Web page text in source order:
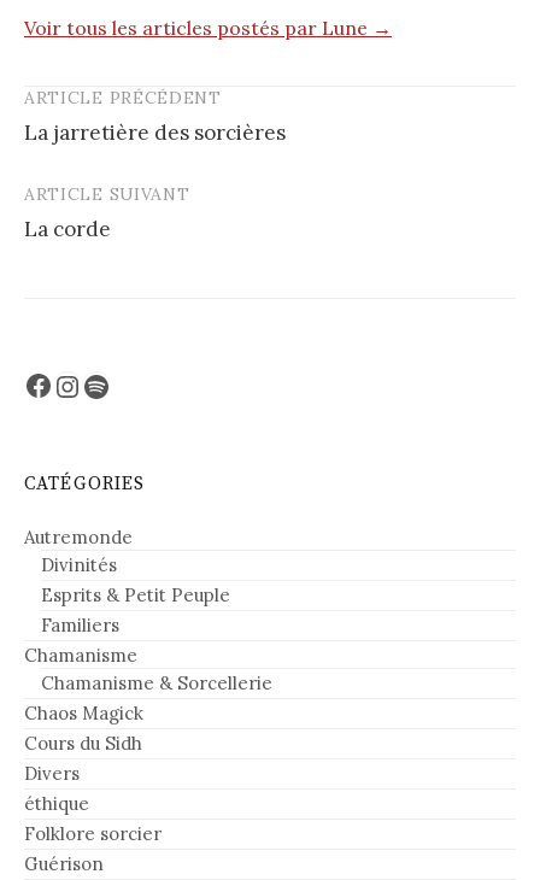
Voir tous les articles postés par Lune →
Post
navigation
ARTICLE PRÉCÉDENT
La jarretière des sorcières
ARTICLE SUIVANT
La corde
Facebook
Instagram
Spotify
CATÉGORIES
Autremonde
Divinités
Esprits & Petit Peuple
Familiers
Chamanisme
Chamanisme & Sorcellerie
Chaos Magick
Cours du Sidh
Divers
éthique
Folklore sorcier
Guérison